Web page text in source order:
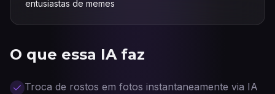
O que essa IA faz
Troca de rostos em fotos instantaneamente via IA
entusiastas de memes